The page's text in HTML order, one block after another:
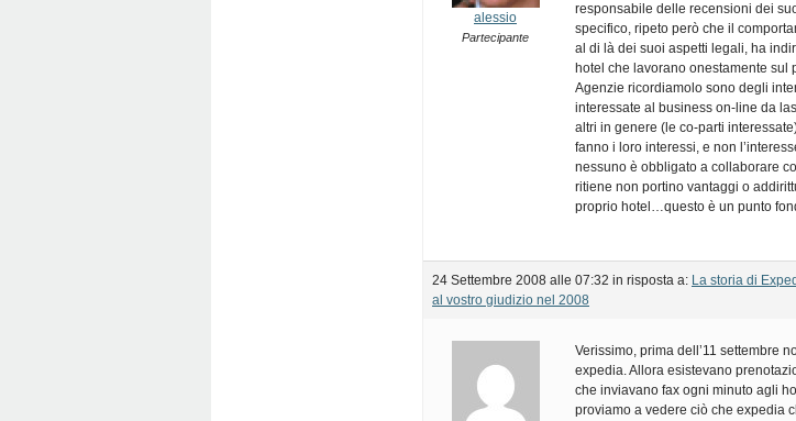
alessio
Partecipante
responsabile delle recensioni dei
specifico, ripeto però che il
al di là dei suoi aspetti legali, ha
hotel che lavorano onestamente sul
Agenzie ricordiamolo sono degli
interessate al business on-line da
altri in genere (le co-parti
fanno i loro interessi, e non
nessuno è obbligato a collaborare
ritiene non portino vantaggi o
proprio hotel…questo è un punto
24 Settembre 2008 alle 07:32 in risposta a: La storia di
al vostro giudizio nel 2008
Verissimo, prima dell’11 settembre
expedia. Allora esistevano
che inviavano fax ogni minuto agli
proviamo a vedere ciò che expedia